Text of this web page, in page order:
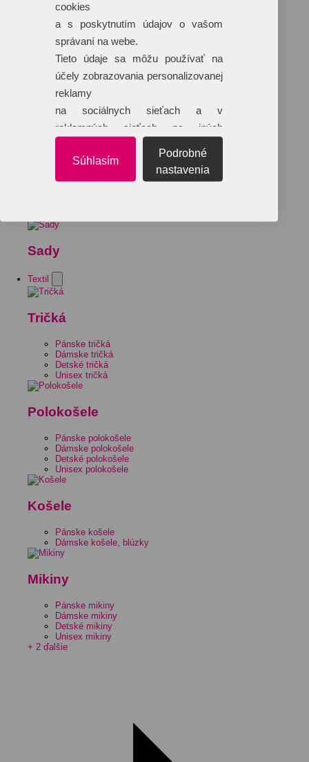
Sady
Textil
Tričká
Pánske tričká
Dámske tričká
Detské tričká
Unisex tričká
Polokošele
Pánske polokošele
Dámske polokošele
Detské polokošele
Unisex polokošele
Košele
Pánske košele
Dámske košele, blúzky
Mikiny
Pánske mikiny
Dámske mikiny
Detské mikiny
Unisex mikiny
+ 2 ďalšie
cookies
a s poskytnutím údajov o vašom
správaní na webe.
Tieto údaje sa môžu používať na
účely zobrazovania personalizovanej
reklamy
na sociálnych sieťach a v
reklamných sieťach na iných
Súhlasím
Podrobné
nastavenia